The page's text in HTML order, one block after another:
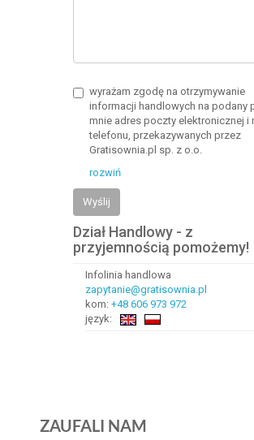
wyrażam zgodę na otrzymywanie
informacji handlowych na podany
mnie adres poczty elektronicznej i
telefonu, przekazywanych przez
Gratisownia.pl sp. z o.o.
rozwiń
Wyślij
Dział Handlowy - z
przyjemnością pomożemy!
Infolinia handlowa
zapytanie@gratisownia.pl
kom: +48 606 973 972
język:
ZAUFALI NAM